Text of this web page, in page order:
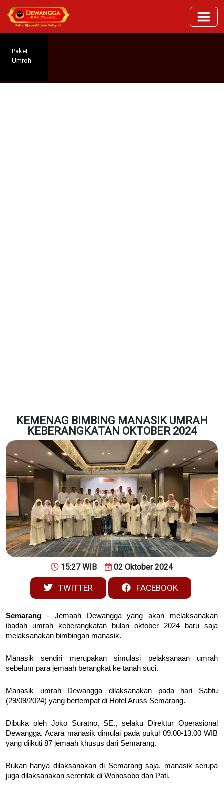
Paket
Umroh
KEMENAG BIMBING MANASIK UMRAH
KEBERANGKATAN OKTOBER 2024
15:27 WIB 02 Oktober 2024
TWITTER FACEBOOK
Semarang - Jemaah Dewangga yang akan melaksanakan
ibadah umrah keberangkatan bulan oktober 2024 baru saja
melaksanakan bimbingan manasik.
Manasik sendiri merupakan simulasi pelaksanaan umrah
sebelum para jemaah berangkat ke tanah suci.
Manasik umrah Dewangga dilaksanakan pada hari Sabtu
(29/09/2024) yang bertempat di Hotel Aruss Semarang.
Dibuka oleh Joko Suratno, SE., selaku Direktur Operasional
Dewangga. Acara manasik dimulai pada pukul 09.00-13.00 WIB
yang diikuti 87 jemaah khusus dari Semarang.
Bukan hanya dilaksanakan di Semarang saja, manasik serupa
juga dilaksanakan serentak di Wonosobo dan Pati.